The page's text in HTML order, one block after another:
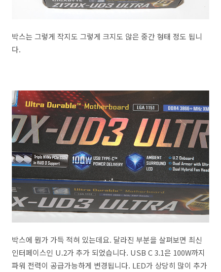
박스는 그렇게 작지도 그렇게 크지도 않은 중간 형태 정도 됩니
다.
박스에 뭔가 가득 적혀 있는데요. 달라진 부분을 살펴보면 최신
인터페이스인 U.2가 추가 되었습니다. USB C 3.1은 100W까지
파워 전력이 공급가능하게 변경됩니다. LED가 상당히 많이 추가